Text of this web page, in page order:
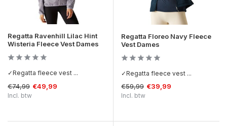
Regatta Ravenhill Lilac Hint
Wisteria Fleece Vest Dames
✓Regatta fleece vest ...
€74,99 €49,99
Incl. btw
Regatta Floreo Navy Fleece
Vest Dames
✓Regatta fleece vest ...
€59,99 €39,99
Incl. btw